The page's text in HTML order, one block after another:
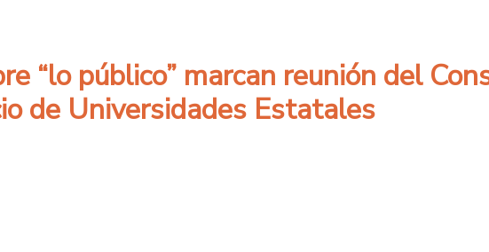
“lo público” marcan reunión del
de Universidades Estatales